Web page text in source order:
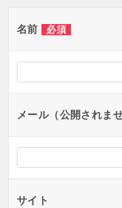
ー
シ
ン
名前 必須
メール（公開されま
サイト